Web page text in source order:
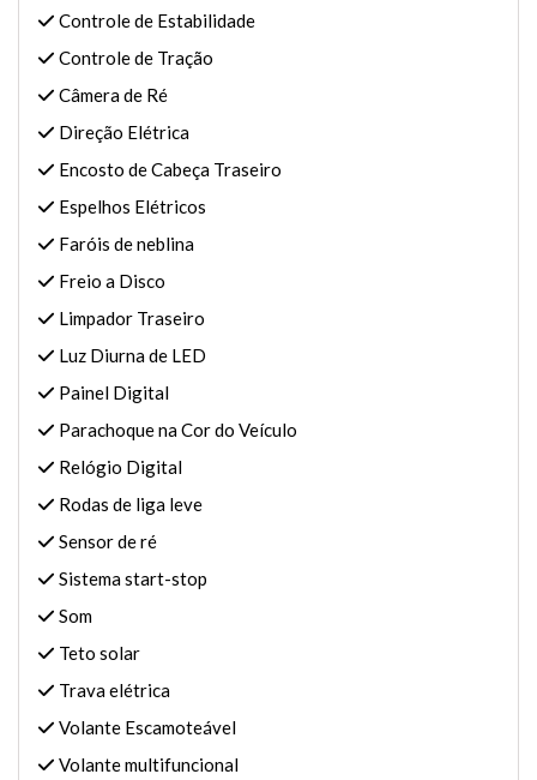
Controle de Estabilidade
Controle de Tração
Câmera de Ré
Direção Elétrica
Encosto de Cabeça Traseiro
Espelhos Elétricos
Faróis de neblina
Freio a Disco
Limpador Traseiro
Luz Diurna de LED
Painel Digital
Parachoque na Cor do Veículo
Relógio Digital
Rodas de liga leve
Sensor de ré
Sistema start-stop
Som
Teto solar
Trava elétrica
Volante Escamoteável
Volante multifuncional